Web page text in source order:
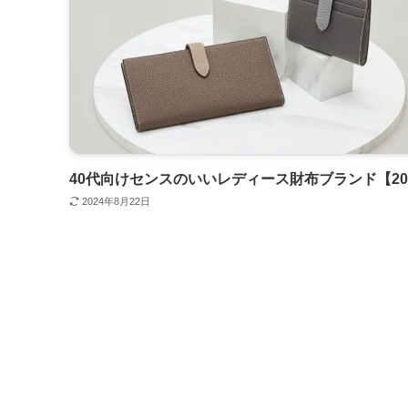
40代向けセンスのいいレディース財布ブランド【20
2024年8月22日